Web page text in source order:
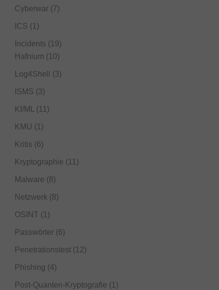
Cyberwar (7)
ICS (1)
Incidents (19)
Hafnium (10)
Log4Shell (3)
ISMS (3)
KI/ML (11)
KMU (1)
Kritis (6)
Kryptographie (11)
Malware (8)
Netzwerk (8)
OSINT (1)
Passwörter (6)
Penetrationstest (12)
Phishing (4)
Post-Quanten-Kryptografie (1)